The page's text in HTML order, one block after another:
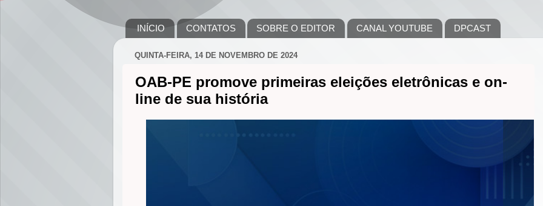
INÍCIO CONTATOS SOBRE O EDITOR CANAL YOUTUBE DPCAST
QUINTA-FEIRA, 14 DE NOVEMBRO DE 2024
OAB-PE promove primeiras eleições eletrônicas e on-
line de sua história